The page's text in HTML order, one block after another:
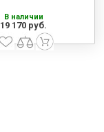
В наличии
19 170 руб.